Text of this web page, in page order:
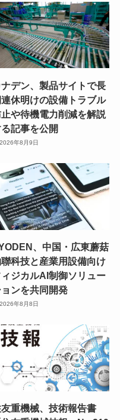
ナデン、製品サイトで長
休明けの設備トラブル
止や待機電力削減を解説
記事を公開
2026年8月9日
、中国・広東蘑菇
科技と産業用設備向け
ジカルAI制御ソリュー
ンを共同開発
2026年8月8日
重機械、技術報告書